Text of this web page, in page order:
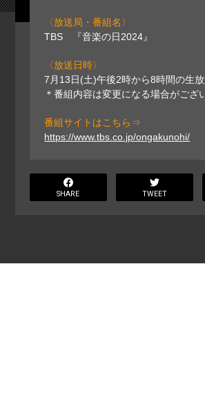
〈放送局・番組名〉
TBS 『音楽の日2024』
〈放送日時〉
7月13日(土)午後2時から8時間の生
＊番組内容は変更になる場合がござ
番組サイトはこちら⇒
https://www.tbs.co.jp/ongakunohi/
SHARE TWEET